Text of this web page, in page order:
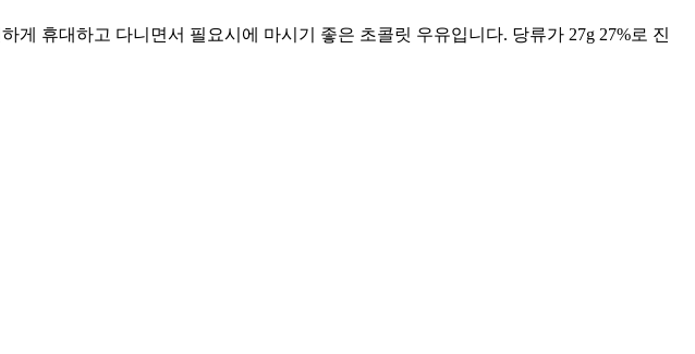
휴대하고 다니면서 필요시에 마시기 좋은 초콜릿 우유입니다. 당류가 27g 27%로 진